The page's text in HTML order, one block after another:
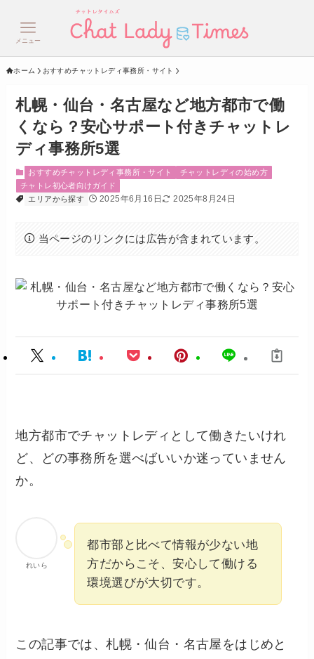
メニュー
ホーム おすすめチャットレディ事務所・サイト
札幌・仙台・名古屋など地方都市で働
くなら？安心サポート付きチャットレ
ディ事務所5選
おすすめチャットレディ事務所・サイト
チャットレディの始め方
チャトレ初心者向けガイド
エリアから探す
2025年6月16日 2025年8月24日
当ページのリンクには広告が含まれています。
地方都市でチャットレディとして働きたいけれ
ど、どの事務所を選べばいいか迷っていません
か。
れいら
都市部と比べて情報が少ない地
方だからこそ、安心して働ける
環境選びが大切です。
この記事では、札幌・仙台・名古屋をはじめと